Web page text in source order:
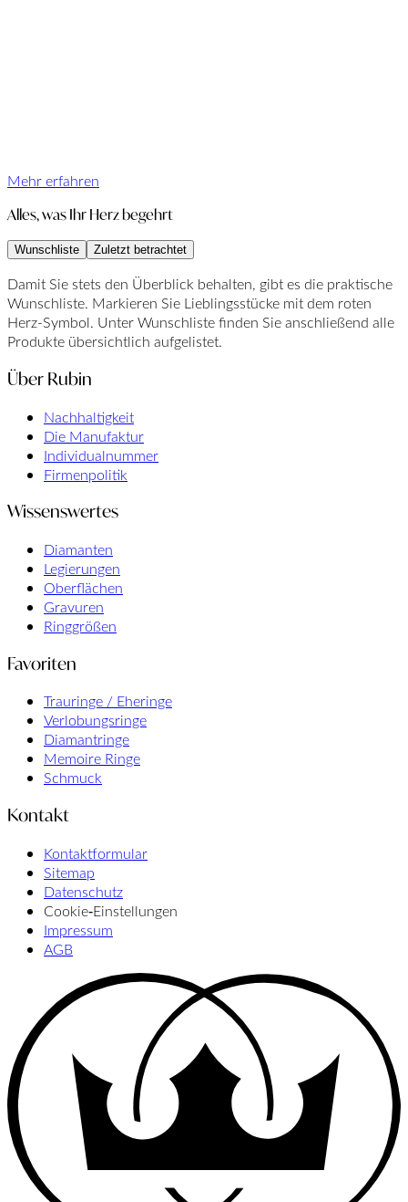
Mehr erfahren
Alles, was Ihr Herz begehrt
Wunschliste Zuletzt betrachtet
Damit Sie stets den Überblick behalten, gibt es die praktische
Wunschliste. Markieren Sie Lieblingsstücke mit dem roten
Herz-Symbol. Unter Wunschliste finden Sie anschließend alle
Produkte übersichtlich aufgelistet.
Über Rubin
Nachhaltigkeit
Die Manufaktur
Individualnummer
Firmenpolitik
Wissenswertes
Diamanten
Legierungen
Oberflächen
Gravuren
Ringgrößen
Favoriten
Trauringe / Eheringe
Verlobungsringe
Diamantringe
Memoire Ringe
Schmuck
Kontakt
Kontaktformular
Sitemap
Datenschutz
Cookie‑Einstellungen
Impressum
AGB